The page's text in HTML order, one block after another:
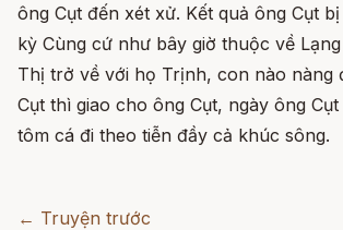
ông Cụt đến xét xử. Kết quả ông Cụt
kỳ Cùng cứ như bây giờ thuộc về
Thị trở về với họ Trịnh, con nào nàng
Cụt thì giao cho ông Cụt, ngày ông
tôm cá đi theo tiễn đầy cả khúc sông.
← Truyện trước